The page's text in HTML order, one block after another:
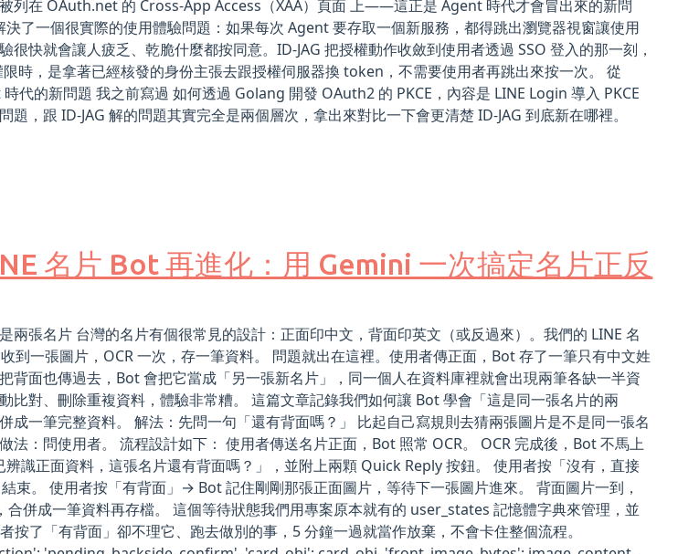
列在 OAuth.net 的 Cross-App Access（XAA）頁面 上——這正是 Agent 時代才會冒出來的新問
決了一個很實際的使用體驗問題：如果每次 Agent 要存取一個新服務，都得跳出瀏覽器視窗讓使用
很快就會讓人疲乏、乾脆什麼都按同意。ID-JAG 把授權動作收斂到使用者透過 SSO 登入的那一刻，
時，是拿著已經核發的身份主張去跟授權伺服器換 token，不需要使用者再跳出來按一次。 從
代的新問題 我之前寫過 如何透過 Golang 開發 OAuth2 的 PKCE，內容是 LINE Login 導入 PKCE
題，跟 ID-JAG 解的問題其實完全是兩個層次，拿出來對比一下會更清楚 ID-JAG 到底新在哪裡。
名片 Bot 再進化：用 Gemini 一次搞定名片正反
兩張名片 台灣的名片有個很常見的設計：正面印中文，背面印英文（或反過來）。我們的 LINE 名
到一張圖片，OCR 一次，存一筆資料。 問題就出在這裡。使用者傳正面，Bot 存了一筆只有中文姓
背面也傳過去，Bot 會把它當成「另一張新名片」，同一個人在資料庫裡就會出現兩筆各缺一半資
比對、刪除重複資料，體驗非常糟。 這篇文章記錄我們如何讓 Bot 學會「這是同一張名片的兩
成一筆完整資料。 解法：先問一句「還有背面嗎？」 比起自己寫規則去猜兩張圖片是不是同一張名
法：問使用者。 流程設計如下： 使用者傳送名片正面，Bot 照常 OCR。 OCR 完成後，Bot 不馬上
識正面資料，這張名片還有背面嗎？」，並附上兩顆 Quick Reply 按鈕。 使用者按「沒有，直接
束。 使用者按「有背面」→ Bot 記住剛剛那張正面圖片，等待下一張圖片進來。 背面圖片一到，
併成一筆資料再存檔。 這個等待狀態我們用專案原本就有的 user_states 記憶體字典來管理，並
按了「有背面」卻不理它、跑去做別的事，5 分鐘一過就當作放棄，不會卡住整個流程。